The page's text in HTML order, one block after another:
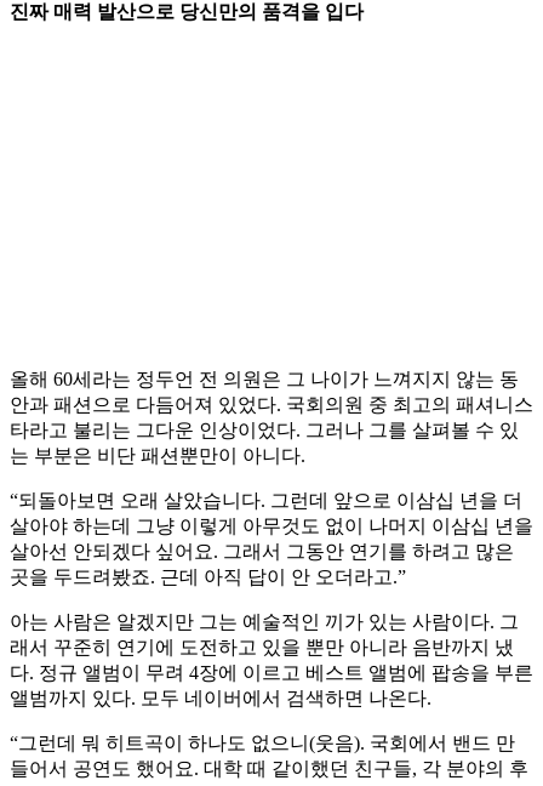
진짜 매력 발산으로 당신만의 품격을 입다
올해 60세라는 정두언 전 의원은 그 나이가 느껴지지 않는 동
안과 패션으로 다듬어져 있었다. 국회의원 중 최고의 패셔니스
타라고 불리는 그다운 인상이었다. 그러나 그를 살펴볼 수 있
는 부분은 비단 패션뿐만이 아니다.
“되돌아보면 오래 살았습니다. 그런데 앞으로 이삼십 년을 더
살아야 하는데 그냥 이렇게 아무것도 없이 나머지 이삼십 년을
살아선 안되겠다 싶어요. 그래서 그동안 연기를 하려고 많은
곳을 두드려봤죠. 근데 아직 답이 안 오더라고.”
아는 사람은 알겠지만 그는 예술적인 끼가 있는 사람이다. 그
래서 꾸준히 연기에 도전하고 있을 뿐만 아니라 음반까지 냈
다. 정규 앨범이 무려 4장에 이르고 베스트 앨범에 팝송을 부른
앨범까지 있다. 모두 네이버에서 검색하면 나온다.
“그런데 뭐 히트곡이 하나도 없으니(웃음). 국회에서 밴드 만
들어서 공연도 했어요. 대학 때 같이했던 친구들, 각 분야의 후